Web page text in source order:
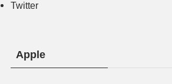
Twitter
Apple